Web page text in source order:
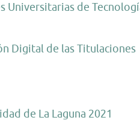
Universitarias de
Digital de las Titulaciones
de La Laguna 2021